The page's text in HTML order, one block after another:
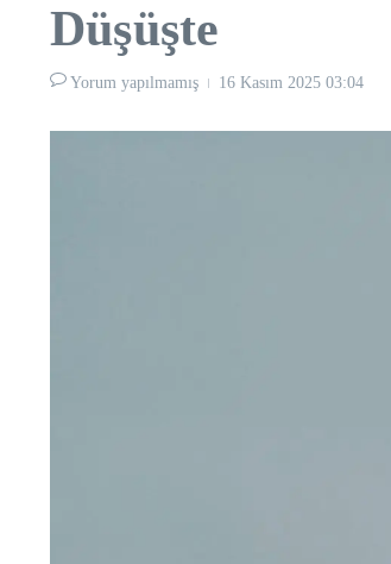
Düşüşte
Yorum yapılmamış 16 Kasım 2025 03:04